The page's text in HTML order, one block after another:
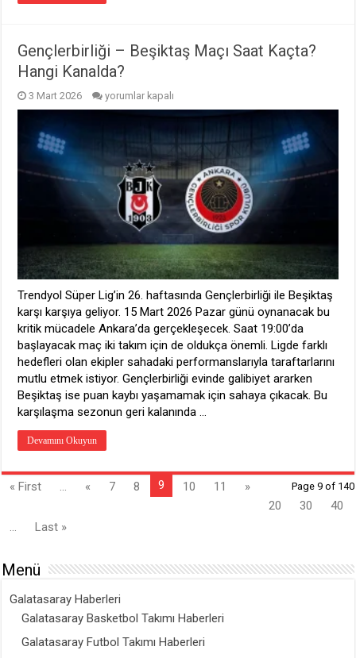
Gençlerbirliği – Beşiktaş Maçı Saat Kaçta?
Hangi Kanalda?
3 Mart 2026
Gençlerbirliği
Hangi
Kanalda?
için
yorumlar kapalı
Trendyol Süper Lig’in 26. haftasında Gençlerbirliği ile Beşiktaş
karşı karşıya geliyor. 15 Mart 2026 Pazar günü oynanacak bu
kritik mücadele Ankara’da gerçekleşecek. Saat 19:00’da
başlayacak maç iki takım için de oldukça önemli. Ligde farklı
hedefleri olan ekipler sahadaki performanslarıyla taraftarlarını
mutlu etmek istiyor. Gençlerbirliği evinde galibiyet ararken
Beşiktaş ise puan kaybı yaşamamak için sahaya çıkacak. Bu
karşılaşma sezonun geri kalanında …
Devamını Okuyun
Page 9 of 140
« First ... « 7 8 9 10 11
»
20
30
40
...
Last »
Menü
Galatasaray Haberleri
Galatasaray Basketbol Takımı Haberleri
Galatasaray Futbol Takımı Haberleri